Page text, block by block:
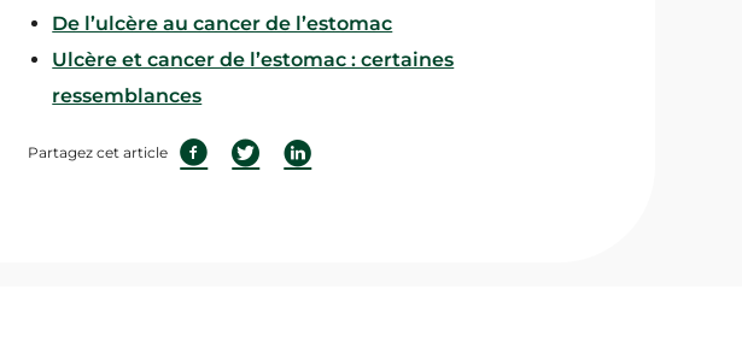
De l’ulcère au cancer de l’estomac
Ulcère et cancer de l’estomac : certaines
ressemblances
Partagez cet article